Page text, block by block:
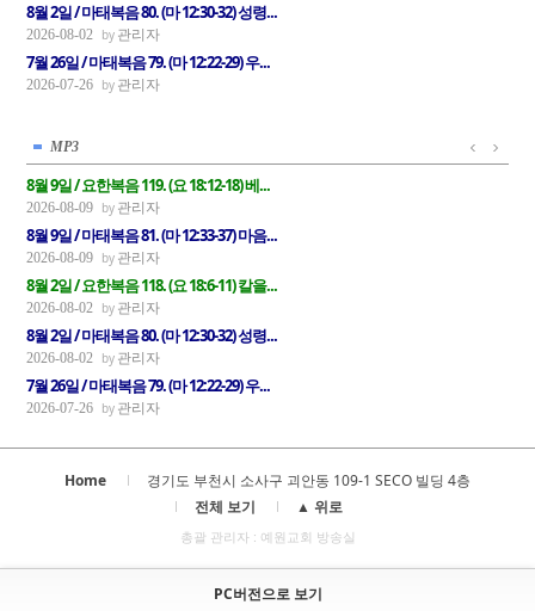
8월 2일 / 마태복음 80. (마 12:30-32) 성령...
2026-08-02 관리자
7월 26일 / 마태복음 79. (마 12:22-29) 우...
2026-07-26 관리자
MP3
8월 9일 / 요한복음 119. (요 18:12-18) 베...
2026-08-09 관리자
8월 9일 / 마태복음 81. (마 12:33-37) 마음...
2026-08-09 관리자
8월 2일 / 요한복음 118. (요 18:6-11) 칼을...
2026-08-02 관리자
8월 2일 / 마태복음 80. (마 12:30-32) 성령...
2026-08-02 관리자
7월 26일 / 마태복음 79. (마 12:22-29) 우...
2026-07-26 관리자
Home
경기도 부천시 소사구 괴안동 109-1 SECO 빌딩 4층
전체 보기
▲ 위로
총괄 관리자 : 예원교회 방송실
PC버전으로 보기